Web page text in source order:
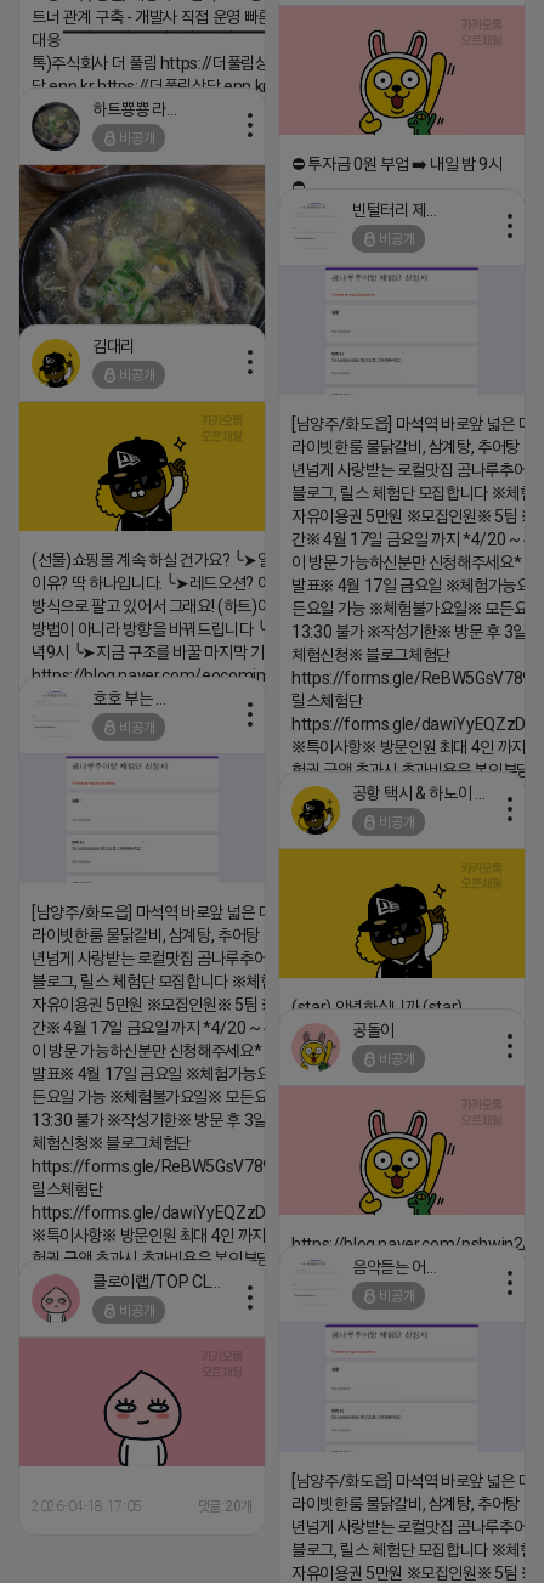
트너 관계 구축 - 개발사 직접 운영 빠른 피드백
대응 ▔▔▔▔▔▔▔▔▔▔▔▔▔▔▔▔▔▔ (카
톡)주식회사 더 풀림 https://더풀림상
담.enn.kr https://더풀림상담.enn.kr
2026-04-18 17:26
⛔️ 투자금 0원 부업 ➡️ 내일 밤 9시
⛔️
2026-04-18 17:23
하트뿅뿅 라이언
비공개
https://m.blog.naver.com/wlgus1647/224253846149
2026-04-18 17:23
비공개
[남양주/화도읍] 마석역 바로앞 넓은 매
라이빗한룸 물닭갈비, 삼계탕, 추어탕 맛
년넘게 사랑받는 로컬맛집 곰나루추어
블로그, 릴스 체험단 모집합니다 ※체험
자유이용권 5만원 ※모집인원※ 5팀 ※
간※ 4월 17일 금요일 까지 *4/20 ~ 4/
이 방문 가능하신분만 신청해주세요* ※
발표※ 4월 17일 금요일 ※체험가능요
든요일 가능 ※체험불가요일※ 모든요
13:30 불가 ※작성기한※ 방문 후 3일
체험신청※ 블로그체험단
https://forms.gle/
릴스체험단
https://forms.gle/
※특이사항※ 방문인원 최대 4인 까지
험권 금액 초과시 초과비용은 본인부담
2026-04-18 17:18
김대리
비공개
(선물)쇼핑몰 계속 하실 건가요? ╰➤열심히 해도 안되는
이유? 딱 하나입니다. ╰➤레드오션? 아니요! ╰➤모두 같은
방식으로 팔고 있어서 그래요! (하트)이번엔 다릅니다. ╰➤
방법이 아니라 방향을 바꿔드립니다 ╰➤4월 21일(화) 저
녁9시 ╰➤지금 구조를 바꿀 마지막 기회
https://blog.naver.com/eocomim/224250518436
2026-04-18 17:15
비공개
[남양주/화도읍] 마석역 바로앞 넓은 매장과, 프
라이빗한룸 물닭갈비, 삼계탕, 추어탕 맛집 10
년넘게 사랑받는 로컬맛집 곰나루추어탕에서
블로그, 릴스 체험단 모집합니다 ※체험메뉴※
자유이용권 5만원 ※모집인원※ 5팀 ※모집기
간※ 4월 17일 금요일 까지 *4/20 ~ 4/26 사
이 방문 가능하신분만 신청해주세요* ※체험단
발표※ 4월 17일 금요일 ※체험가능요일※ 모
든요일 가능 ※체험불가요일※ 모든요일 12 ~
13:30 불가 ※작성기한※ 방문 후 3일 이내 ※
체험신청※ 블로그체험단
https://forms.gle/ReBW5GsV789ur2Pz6
릴스체험단
https://forms.gle/dawiYyEQZzDdqf8W8
※특이사항※ 방문인원 최대 4인 까지 가능 체
험권 금액 초과시 초과비용은 본인부담입니다.
2026-04-18 17:13
비공개
(star) 안녕하십니까 (star)
2026-04-18 17:12
공돌이
비공개
https://blog.naver.com/pshwin2/
2026-04-18 17:12
비공개
[남양주/화도읍] 마석역 바로앞 넓은 매
라이빗한룸 물닭갈비, 삼계탕, 추어탕 맛
년넘게 사랑받는 로컬맛집 곰나루추어
블로그, 릴스 체험단 모집합니다 ※체험
자유이용권 5만원 ※모집인원※ 5팀 ※
비공개
2026-04-18 17:05 댓글:20개